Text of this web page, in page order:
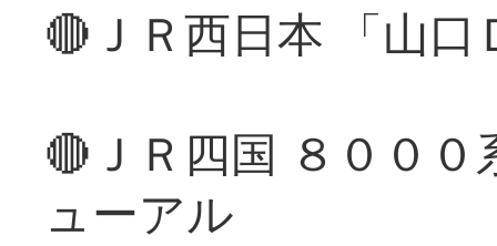
🔴ＪＲ西日本 「山
🔴ＪＲ四国 ８００
ューアル